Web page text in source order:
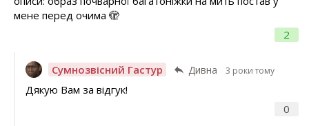
2
мене перед очима 🫣
Сумнозвісний Гастур Дивна 3 роки тому
0
Дякую Вам за відгук!